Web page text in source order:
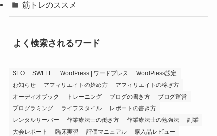
筋トレのススメ
よく検索されるワード
SEO SWELL WordPress | ワードプレス
WordPress設定
お知らせ
アフィリエイトの始め方
アフィリエイトの稼ぎ方
オーディオブック
トレーニング ブログの書き方
ブログ運営
プログラミング
ライフスタイル
レポートの書き方
レンタルサーバー
作業療法士の働き方 作業療法士の勉強法
副業
大会レポート
臨床実習 評価マニュアル 購入品レビュー